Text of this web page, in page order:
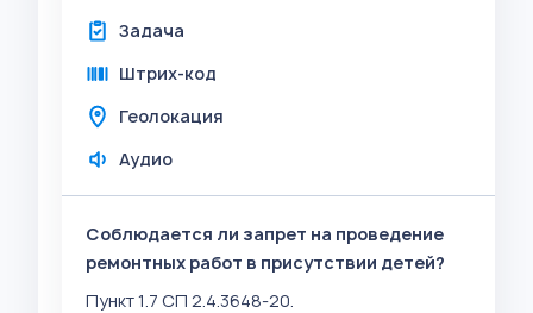
Задача
Штрих-код
Геолокация
Аудио
Соблюдается ли запрет на проведение
ремонтных работ в присутствии детей?
Пункт 1.7 СП 2.4.3648-20.